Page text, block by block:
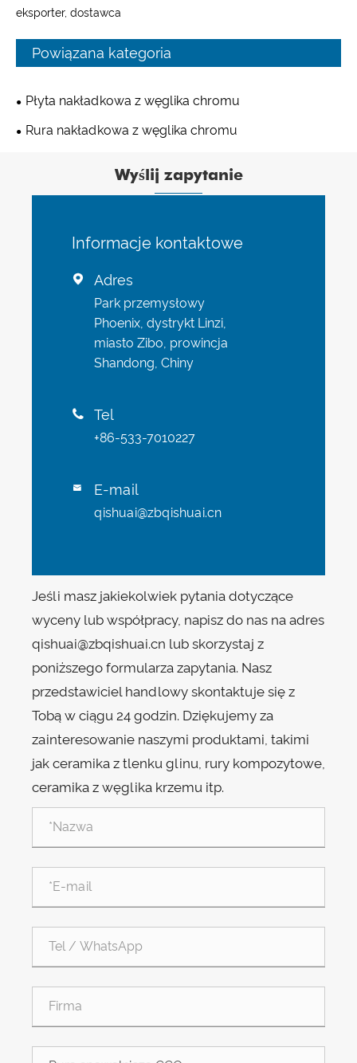
eksporter, dostawca
Powiązana kategoria
Płyta nakładkowa z węglika chromu
Rura nakładkowa z węglika chromu
Wyślij zapytanie
Informacje kontaktowe
 Adres
Park przemysłowy
Phoenix, dystrykt Linzi,
miasto Zibo, prowincja
Shandong, Chiny
 Tel
+86-533-7010227
 E-mail
qishuai@zbqishuai.cn
Jeśli masz jakiekolwiek pytania dotyczące
wyceny lub współpracy, napisz do nas na adres
qishuai@zbqishuai.cn lub skorzystaj z
poniższego formularza zapytania. Nasz
przedstawiciel handlowy skontaktuje się z
Tobą w ciągu 24 godzin. Dziękujemy za
zainteresowanie naszymi produktami, takimi
jak ceramika z tlenku glinu, rury kompozytowe,
ceramika z węglika krzemu itp.